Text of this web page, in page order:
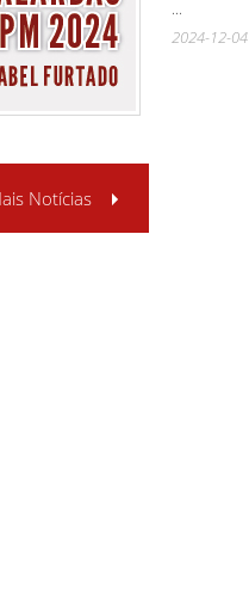
...
2024-12-04
Notícias